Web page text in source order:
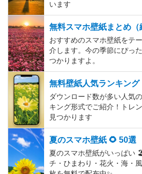
います
無料スマホ壁紙まとめ（
おすすめのスマホ壁紙をテ
介します。今の季節にぴっ
つかりますよ。
無料壁紙人気ランキング
ダウンロード数が多い人気
キング形式でご紹介！トレ
見つかります
夏のスマホ壁紙 🌻 50選
夏のスマホ壁紙がいっぱい
チ・ひまわり・花火・海・